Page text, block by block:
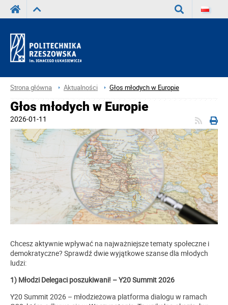
Strona główna Aktualności Głos młodych w Europie
Głos młodych w Europie
2026-01-11
Chcesz aktywnie wpływać na najważniejsze tematy społeczne i
demokratyczne? Sprawdź dwie wyjątkowe szanse dla młodych
ludzi:
1) Młodzi Delegaci poszukiwani! – Y20 Summit 2026
Y20 Summit 2026 – młodzieżowa platforma dialogu w ramach